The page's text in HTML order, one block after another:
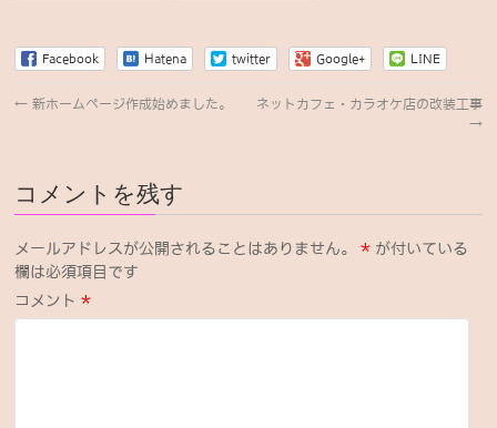
Facebook Hatena twitter Google+ LINE
← 新ホームページ作成始めました。
ネットカフェ・カラオケ店の改装工事
→
コメントを残す
メールアドレスが公開されることはありません。 * が付いている
欄は必須項目です
コメント*